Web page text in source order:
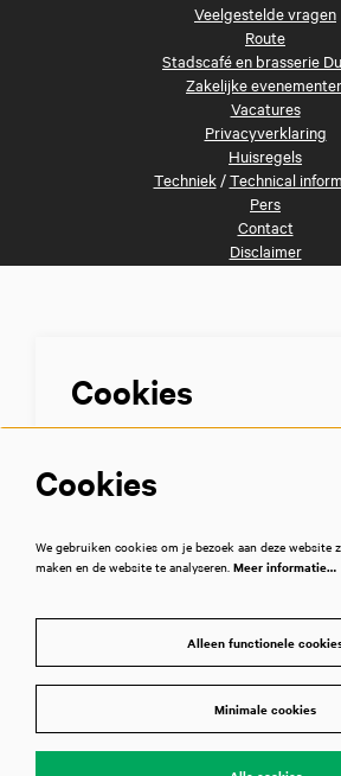
Cookies
media. Om deze te kunnen zien, moet je
plaatsen van cookies.
Alleen functionele cookies
Minimale cookies
Alle cookies
Veelgestelde vragen
Route
Stadscafé en brasserie
Zakelijke
Vacatures
Privacyverklaring
Huisregels
Techniek/Technical
Pers
Contact
Disclaimer
Cookies
We gebruiken cookies om je bezoek aan deze
maken en de website te analyseren. Meer informatie…
Alleen functionele
Minimale cookies